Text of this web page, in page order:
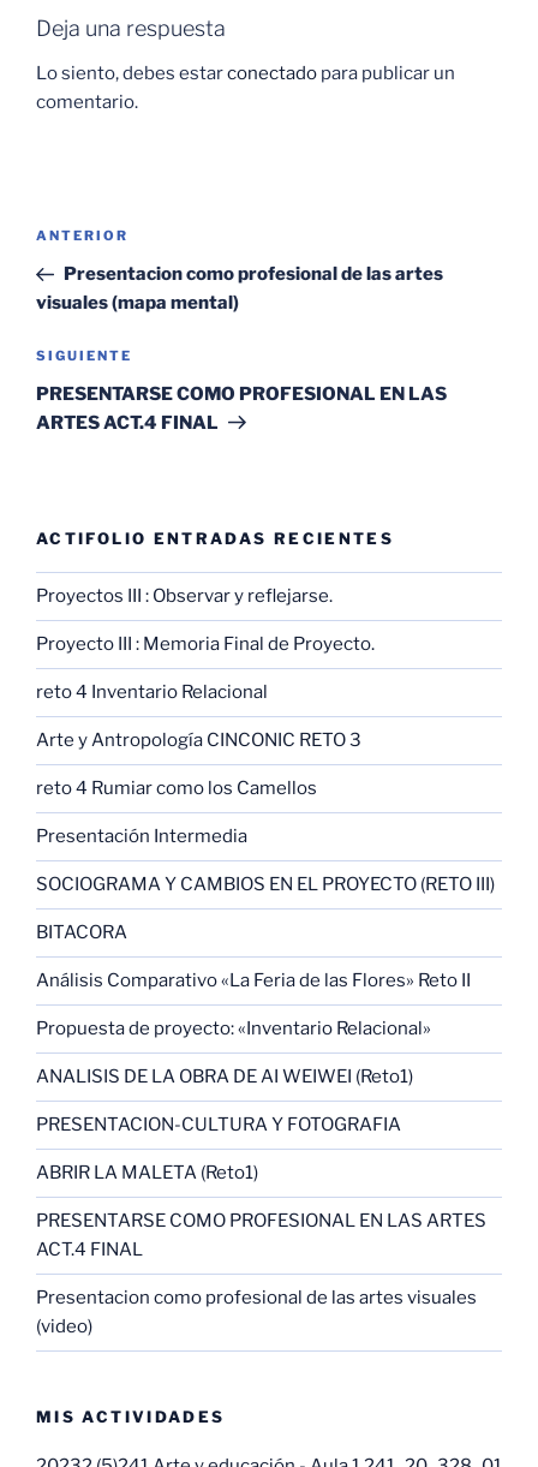
Deja una respuesta
Lo siento, debes estarconectado para publicar un
comentario.
Navegación
entradas
Entrada
anterior:
ANTERIOR
Presentacion como profesional de las artes
visuales (mapa mental)
Siguiente
entrada
SIGUIENTE
PRESENTARSE COMO PROFESIONAL EN LAS
ARTES ACT.4 FINAL
ACTIFOLIO ENTRADAS RECIENTES
Proyectos III : Observar y reflejarse.
Proyecto III : Memoria Final de Proyecto.
reto 4 Inventario Relacional
Arte y Antropología CINCONIC RETO 3
reto 4 Rumiar como los Camellos
Presentación Intermedia
SOCIOGRAMA Y CAMBIOS EN EL PROYECTO (RETO III)
BITACORA
Análisis Comparativo «La Feria de las Flores» Reto II
Propuesta de proyecto: «Inventario Relacional»
ANALISIS DE LA OBRA DE AI WEIWEI (Reto1)
PRESENTACION-CULTURA Y FOTOGRAFIA
ABRIR LA MALETA (Reto1)
PRESENTARSE COMO PROFESIONAL EN LAS ARTES
ACT.4 FINAL
Presentacion como profesional de las artes visuales
(video)
MIS ACTIVIDADES